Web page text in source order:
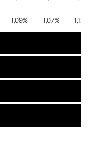
1,09% 1,07%